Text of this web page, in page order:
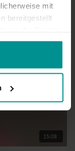
mit
bereitgestellt
15:08